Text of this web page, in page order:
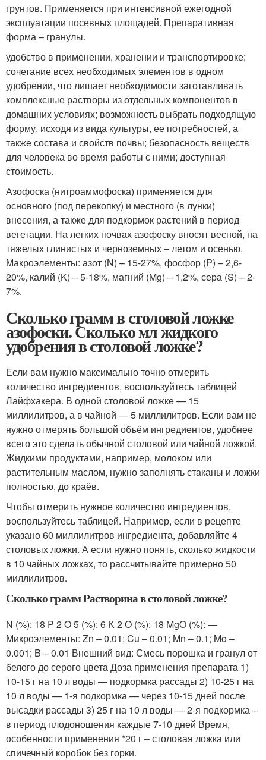
грунтов. Применяется при интенсивной ежегодной
эксплуатации посевных площадей. Препаративная
форма – гранулы.
удобство в применении, хранении и транспортировке;
сочетание всех необходимых элементов в одном
удобрении, что лишает необходимости заготавливать
комплексные растворы из отдельных компонентов в
домашних условиях; возможность выбрать подходящую
форму, исходя из вида культуры, ее потребностей, а
также состава и свойств почвы; безопасность веществ
для человека во время работы с ними; доступная
стоимость.
Азофоска (нитроаммофоска) применяется для
основного (под перекопку) и местного (в лунки)
внесения, а также для подкормок растений в период
вегетации. На легких почвах азофоску вносят весной, на
тяжелых глинистых и черноземных – летом и осенью.
Макроэлементы: азот (N) – 15-27%, фосфор (P) – 2,6-
20%, калий (K) – 5-18%, магний (Mg) – 1,2%, сера (S) – 2-
7%.
Сколько грамм в столовой ложке
азофоски. Сколько мл жидкого
удобрения в столовой ложке?
Если вам нужно максимально точно отмерить
количество ингредиентов, воспользуйтесь таблицей
Лайфхакера. В одной столовой ложке — 15
миллилитров, а в чайной — 5 миллилитров. Если вам не
нужно отмерять большой объём ингредиентов, удобнее
всего это сделать обычной столовой или чайной ложкой.
Жидкими продуктами, например, молоком или
растительным маслом, нужно заполнять стаканы и ложки
полностью, до краёв.
Чтобы отмерить нужное количество ингредиентов,
воспользуйтесь таблицей. Например, если в рецепте
указано 60 миллилитров ингредиента, добавляйте 4
столовых ложки. А если нужно понять, сколько жидкости
в 10 чайных ложках, то рассчитывайте примерно 50
миллилитров.
Сколько грамм Растворина в столовой ложке?
N (%): 18 P 2 O 5 (%): 6 K 2 O (%): 18 MgO (%): —
Микроэлементы: Zn – 0.01; Cu – 0.01; Mn – 0.1; Mo –
0.001; B – 0.01 Внешний вид: Смесь порошка и гранул от
белого до серого цвета Доза применения препарата 1)
10-15 г на 10 л воды — подкормка рассады 2) 10-25 г на
10 л воды — 1-я подкормка — через 10-15 дней после
высадки рассады 3) 25 г на 10 л воды — 2-я подкормка –
в период плодоношения каждые 7-10 дней Время,
особенности применения *20 г – столовая ложка или
спичечный коробок без горки.